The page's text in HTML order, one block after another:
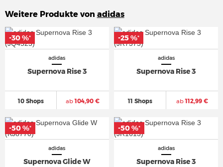
Weitere Produkte von adidas
adidas
Supernova Rise 3
10 Shops ab104,90 €
-30 %*
-30 %*
adidas
Supernova Rise 3
11 Shops ab112,99 €
-25 %*
-25 %*
adidas
Supernova Glide W
-50 %*
-50 %*
adidas
Supernova Rise 3
-50 %*
-50 %*